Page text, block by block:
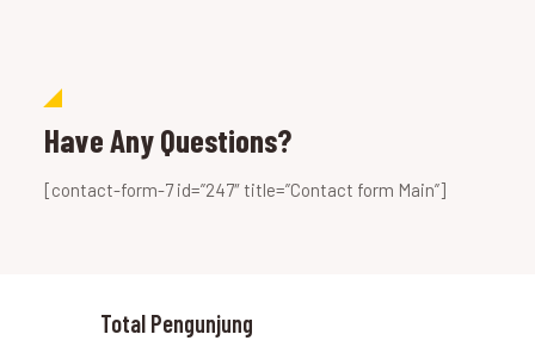
Have Any Questions?
[contact-form-7 id=”247″ title=”Contact form Main”]
Total Pengunjung